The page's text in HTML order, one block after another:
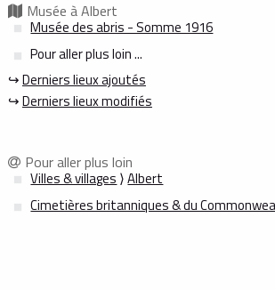
Musée à Albert
Musée des abris - Somme 1916
Pour aller plus loin ...
↪Derniers lieux ajoutés
↪Derniers lieux modifiés
Pour aller plus loin
Villes & villages ⟩Albert
Cimetières britanniques & du